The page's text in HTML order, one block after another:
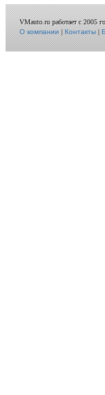
VMauto.ru работает с 2005
О компании|Контакты|